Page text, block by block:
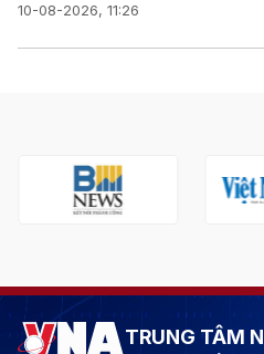
10-08-2026, 11:26
TRUNG TÂM